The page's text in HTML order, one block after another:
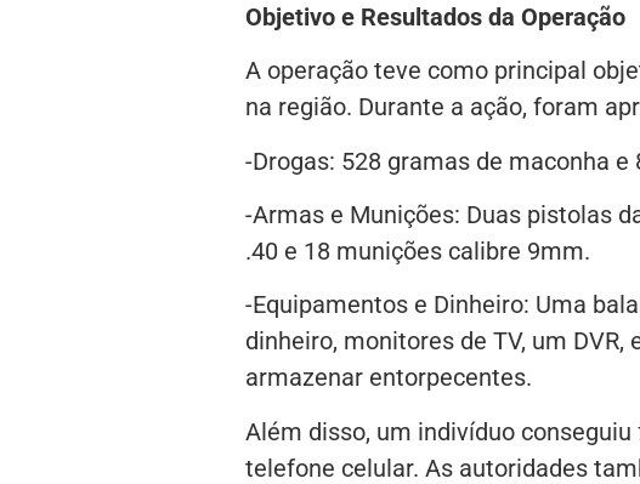
Objetivo e Resultados da Operação
A operação teve como principal
na região. Durante a ação, foram
-Drogas: 528 gramas de maconha
-Armas e Munições: Duas pistolas
.40 e 18 munições calibre 9mm.
-Equipamentos e Dinheiro: Uma
dinheiro, monitores de TV, um
armazenar entorpecentes.
Além disso, um indivíduo
telefone celular. As autoridades